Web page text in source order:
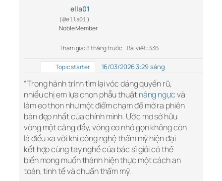
ella01
(@ella01)
Noble Member
Tham gia: 8 tháng trước Bài viết: 336
Topic starter 16/03/2026 3:29 sáng
“Trong hành trình tìm lại vóc dáng quyến rũ,
nhiều chị em lựa chọn phẫu thuậtnâng ngựcvà
làm eo thon như một điểm chạm để mở ra phiên
bản đẹp nhất của chính mình. Ước mơ sở hữu
vòng một căng đầy, vòng eo nhỏ gọn không còn
là điều xa vời khi công nghệ thẩm mỹ hiện đại
kết hợp cùng tay nghề của bác sĩ giỏi có thể
biến mong muốn thành hiện thực một cách an
toàn, tinh tế và chuẩn thẩm mỹ.